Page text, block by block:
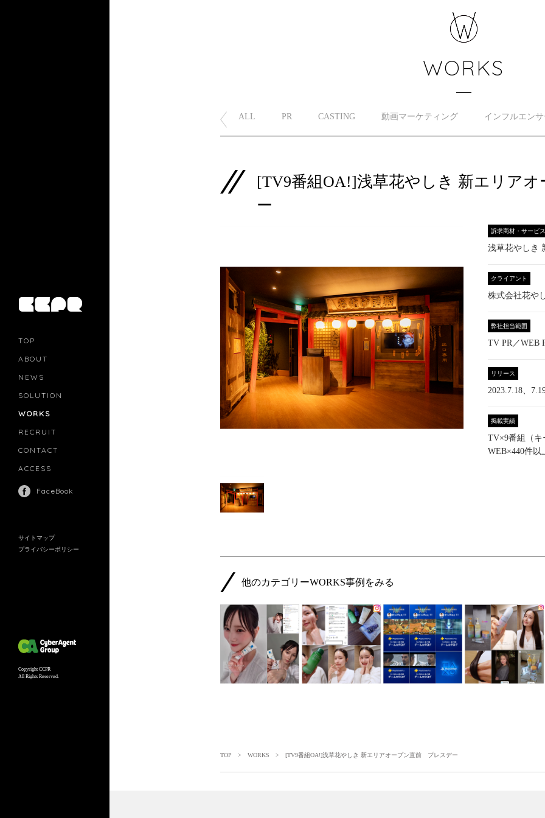
TOP
ABOUT
NEWS
SOLUTION
WORKS
RECRUIT
CONTACT
ACCESS
FaceBook
サイトマップ
プライバシーポリシー
Copyright CCPR
All Rights Reserved.
MOVIE MARKETING
INFLUENCERS MARKETING
WORKS
ALL PR CASTING 動画マーケティング インフルエン
[TV9番組OA!]浅草花やしき 新エリア
ー
訴求商材・サービス
浅草花やしき
クライアント
株式会社花や
弊社担当範囲
TV PR／WEB
リリース
2023.7.18、
掲載実績
TV×9番組（キ
WEB×440件以
他のカテゴリーWORKS事例をみる
TOP > WORKS > [TV9番組OA!]浅草花やしき 新エリアオープン直前 プレスデー